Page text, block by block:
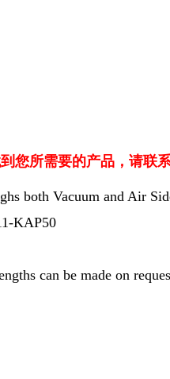
所需要的产品，请联系
both Vacuum and Air
KAP50
can be made on